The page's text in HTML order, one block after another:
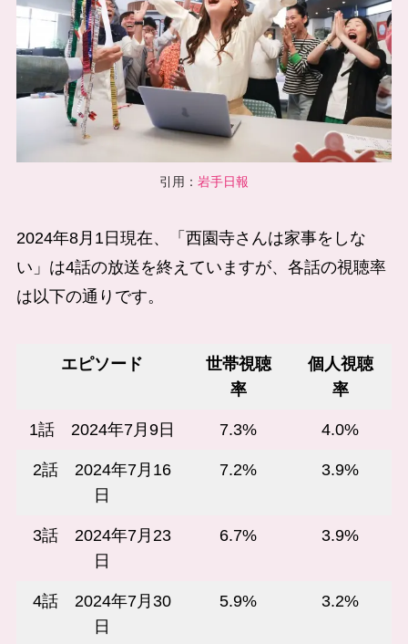
引用： 岩手日報
2024年8月1日現在、「西園寺さんは家事をしな
い」は4話の放送を終えていますが、各話の視聴率
は以下の通りです。
エピソード
世帯視聴
率
個人視聴
率
1話 2024年7月9日 7.3% 4.0%
2話 2024年7月16
日
7.2% 3.9%
3話 2024年7月23
日
6.7% 3.9%
4話 2024年7月30
日
5.9% 3.2%